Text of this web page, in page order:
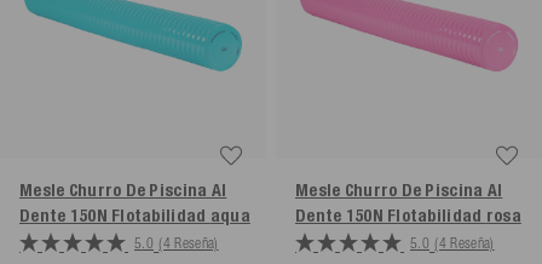
Mesle Churro De Piscina Al
Dente 150N Flotabilidad aqua
5.0 (4 Reseña)
Mesle Churro De Piscina Al
Dente 150N Flotabilidad rosa
5.0 (4 Reseña)